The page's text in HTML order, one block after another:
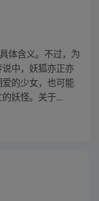
体含义。不过，为
中，妖狐亦正亦
的少女，也可能
妖怪。关于...